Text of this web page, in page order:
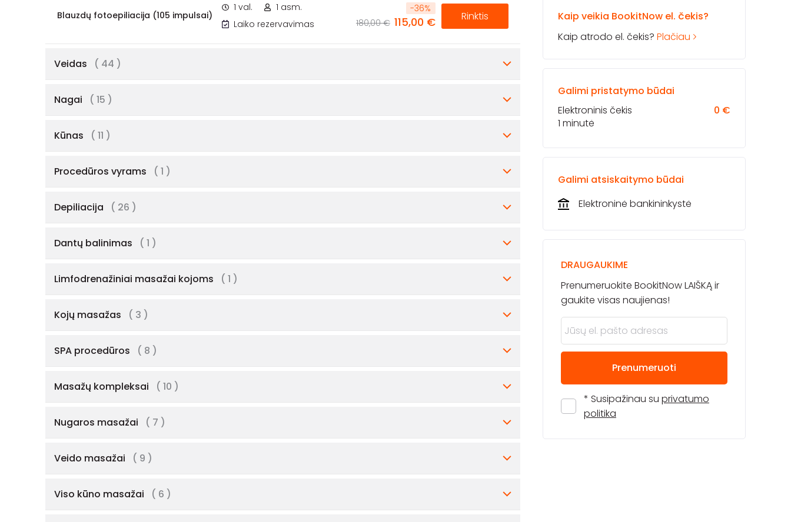
Blauzdų fotoepiliacija (105 impulsai)
1 val.
1 asm.
Laiko rezervavimas
-36%
180,00 € 115,00 € Rinktis
Veidas ( 44 )
Nagai ( 15 )
Kūnas ( 11 )
Procedūros vyrams ( 1 )
Depiliacija ( 26 )
Dantų balinimas ( 1 )
Limfodrenažiniai masažai kojoms ( 1 )
Kojų masažas ( 3 )
SPA procedūros ( 8 )
Masažų kompleksai ( 10 )
Nugaros masažai ( 7 )
Veido masažai ( 9 )
Viso kūno masažai ( 6 )
Kaip veikia BookitNow el. čekis?
Kaip atrodo el. čekis? Plačiau
Galimi pristatymo būdai
0 €
Elektroninis čekis
1 minutė
Galimi atsiskaitymo būdai
Elektroninė bankininkystė
DRAUGAUKIME
Prenumeruokite BookitNow LAIŠKĄ ir
gaukite visas naujienas!
Prenumeruoti
* Susipažinau su privatumo
politika